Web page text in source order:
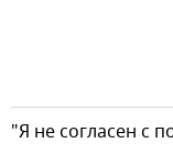
"Я не согласен с